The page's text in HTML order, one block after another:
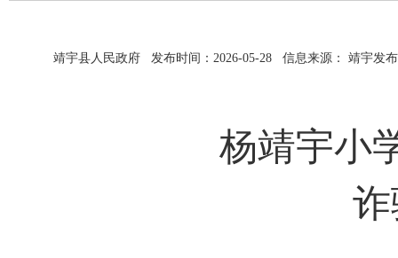
靖宇县人民政府 发布时间：2026-05-28 信息来源： 靖宇发布
杨靖宇小